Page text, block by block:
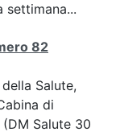
82
Salute,
di
Salute 30